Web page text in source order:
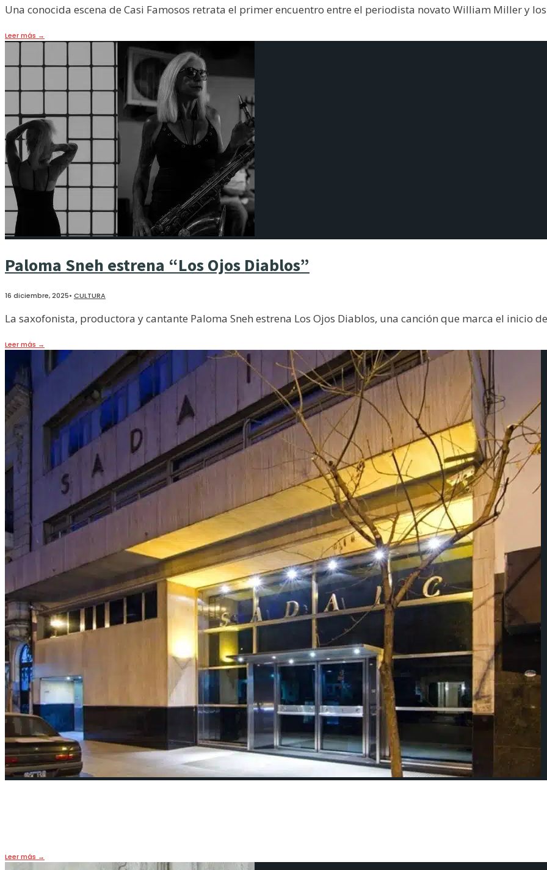
Una conocida escena de Casi Famosos retrata el primer encuentro entre el periodista novato William Miller y
Leer más →
Paloma Sneh estrena “Los Ojos Diablos”
16 diciembre, 2025• CULTURA
La saxofonista, productora y cantante Paloma Sneh estrena Los Ojos Diablos, una canción que marca el inicio
Leer más →
Leer más →